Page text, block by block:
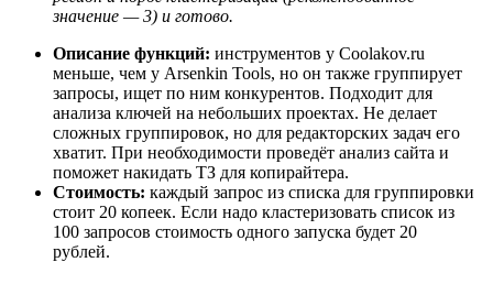
значение — 3) и готово.
Описание функций: инструментов у Coolakov.ru
меньше, чем у Arsenkin Tools, но он также группирует
запросы, ищет по ним конкурентов. Подходит для
анализа ключей на небольших проектах. Не делает
сложных группировок, но для редакторских задач его
хватит. При необходимости проведёт анализ сайта и
поможет накидать ТЗ для копирайтера.
Стоимость: каждый запрос из списка для группировки
стоит 20 копеек. Если надо кластеризовать список из
100 запросов стоимость одного запуска будет 20
рублей.